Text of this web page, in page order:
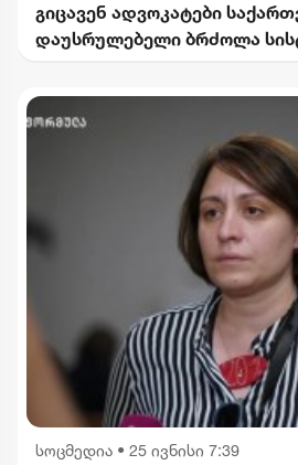
გიცავენ ადვოკატები
დაუსრულებელი ბრძოლა
სოცმედია • 25 ივნისი 7:39